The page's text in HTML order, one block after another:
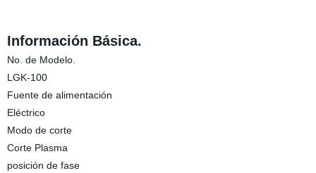
Información Básica.
No. de Modelo.
LGK-100
Fuente de alimentación
Eléctrico
Modo de corte
Corte Plasma
posición de fase